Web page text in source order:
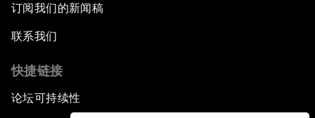
订阅我们的新闻稿
联系我们
快捷链接
论坛可持续性